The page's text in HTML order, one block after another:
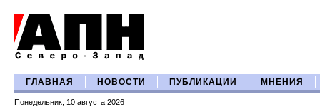
ГЛАВНАЯ НОВОСТИ ПУБЛИКАЦИИ МНЕНИЯ
Понедельник, 10 августа 2026